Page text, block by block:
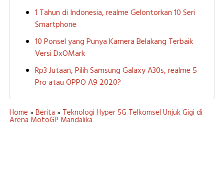
1 Tahun di Indonesia, realme Gelontorkan 10 Seri
Smartphone
10 Ponsel yang Punya Kamera Belakang Terbaik
Versi DxOMark
Rp3 Jutaan, Pilih Samsung Galaxy A30s, realme 5
Pro atau OPPO A9 2020?
Home »Berita » Teknologi Hyper 5G Telkomsel Unjuk Gigi di
Arena MotoGP Mandalika